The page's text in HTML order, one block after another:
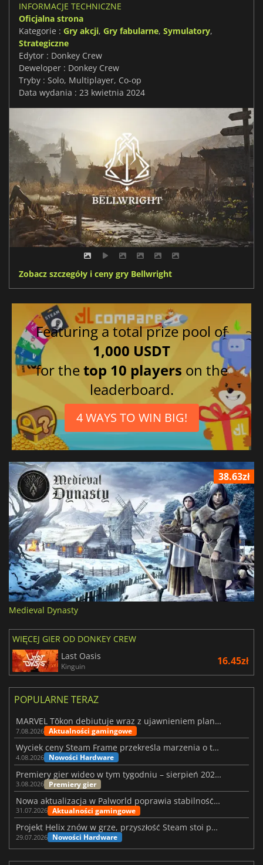
INFORMACJE TECHNICZNE
Oficjalna strona
Kategorie : Gry akcji, Gry fabularne, Symulatory,
Strategiczne
Edytor : Donkey Crew
Deweloper : Donkey Crew
Tryby : Solo, Multiplayer, Co-op
Data wydania : 23 kwietnia 2024
Zobacz szczegóły i ceny gry Bellwright
Featuring a total prize pool of
1,000 USDT
for thetop 10 players on the
leaderboard.
4 WAYS TO WIN BIG!
38.63zł
Medieval Dynasty
WIĘCEJ GIER OD DONKEY CREW
Last Oasis
Kinguin 16.45zł
POPULARNE TERAZ
MARVEL Tōkon debiutuje wraz z ujawnieniem planu rozwoju na pierwszy rok
7.08.2026 Aktualności gamingowe
Wyciek ceny Steam Frame przekreśla marzenia o tanim zestawie VR
4.08.2026 Nowości Hardware
Premiery gier wideo w tym tygodniu – sierpień 2026 r. (32. tydzień)
3.08.2026 Premiery gier
Nowa aktualizacja w Palworld poprawia stabilność Sunreach i walk z bossami
31.07.2026 Aktualności gamingowe
Projekt Helix znów w grze, przyszłość Steam stoi pod znakiem zapytania
29.07.2026 Nowości Hardware